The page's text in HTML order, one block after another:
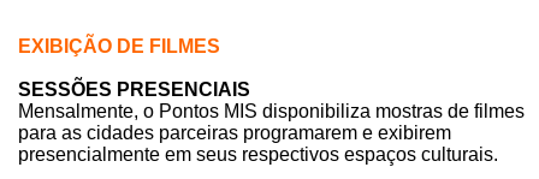
EXIBIÇÃO DE FILMES
SESSÕES PRESENCIAIS
Mensalmente, o Pontos MIS disponibiliza mostras de filmes
para as cidades parceiras programarem e exibirem
presencialmente em seus respectivos espaços culturais.